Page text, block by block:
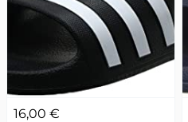
16,00 €